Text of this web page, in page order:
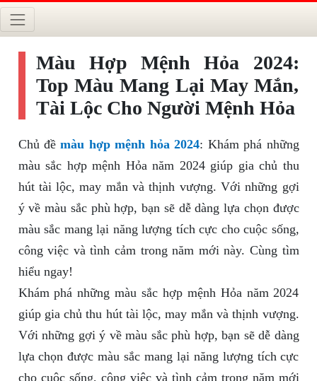
Màu Hợp Mệnh Hỏa 2024:
Top Màu Mang Lại May Mắn,
Tài Lộc Cho Người Mệnh Hỏa
Chủ đềmàu hợp mệnh hỏa 2024: Khám phá những
màu sắc hợp mệnh Hỏa năm 2024 giúp gia chủ thu
hút tài lộc, may mắn và thịnh vượng. Với những gợi
ý về màu sắc phù hợp, bạn sẽ dễ dàng lựa chọn được
màu sắc mang lại năng lượng tích cực cho cuộc sống,
công việc và tình cảm trong năm mới này. Cùng tìm
hiểu ngay!
Khám phá những màu sắc hợp mệnh Hỏa năm 2024
giúp gia chủ thu hút tài lộc, may mắn và thịnh vượng.
Với những gợi ý về màu sắc phù hợp, bạn sẽ dễ dàng
lựa chọn được màu sắc mang lại năng lượng tích cực
cho cuộc sống, công việc và tình cảm trong năm mới